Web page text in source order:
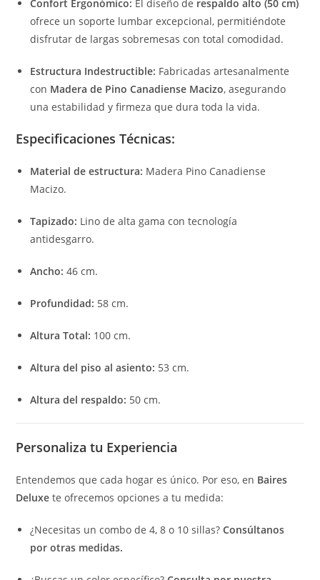
Confort Ergonómico: El diseño de respaldo alto (50 cm)
ofrece un soporte lumbar excepcional, permitiéndote
disfrutar de largas sobremesas con total comodidad.
Estructura Indestructible: Fabricadas artesanalmente
con Madera de Pino Canadiense Macizo, asegurando
una estabilidad y firmeza que dura toda la vida.
Especificaciones Técnicas:
Material de estructura: Madera Pino Canadiense
Macizo.
Tapizado: Lino de alta gama con tecnología
antidesgarro.
Ancho: 46 cm.
Profundidad: 58 cm.
Altura Total: 100 cm.
Altura del piso al asiento: 53 cm.
Altura del respaldo: 50 cm.
Personaliza tu Experiencia
Entendemos que cada hogar es único. Por eso, en Baires
Deluxe te ofrecemos opciones a tu medida:
¿Necesitas un combo de 4, 8 o 10 sillas?Consúltanos
por otras medidas.